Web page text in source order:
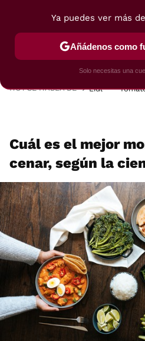
POSTRES VIAJES
HOY SE HABLA DE Lidl
Cuál es el mejor
cenar, según la
Ya puedes ver más
Añádenos como
Solo necesitas una